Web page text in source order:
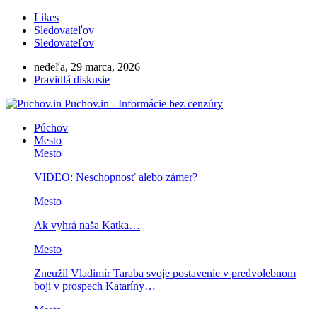
Likes
Sledovateľov
Sledovateľov
nedeľa, 29 marca, 2026
Pravidlá diskusie
Puchov.in - Informácie bez cenzúry
Púchov
Mesto
Mesto
VIDEO: Neschopnosť alebo zámer?
Mesto
Ak vyhrá naša Katka…
Mesto
Zneužil Vladimír Taraba svoje postavenie v predvolebnom
boji v prospech Kataríny…